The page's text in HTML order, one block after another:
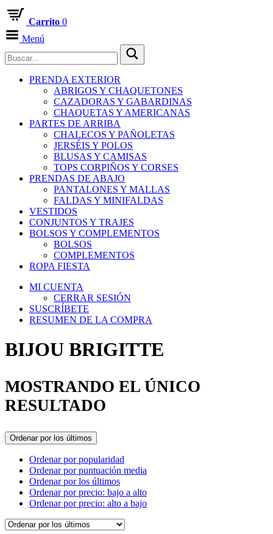
Carrito 0
Menú
PRENDA EXTERIOR
ABRIGOS Y CHAQUETONES
CAZADORAS Y GABARDINAS
CHAQUETAS Y AMERICANAS
PARTES DE ARRIBA
CHALECOS Y PAÑOLETAS
JERSÉIS Y POLOS
BLUSAS Y CAMISAS
TOPS CORPIÑOS Y CORSES
PRENDAS DE ABAJO
PANTALONES Y MALLAS
FALDAS Y MINIFALDAS
VESTIDOS
CONJUNTOS Y TRAJES
BOLSOS Y COMPLEMENTOS
BOLSOS
COMPLEMENTOS
ROPA FIESTA
MI CUENTA
CERRAR SESIÓN
SUSCRÍBETE
RESUMEN DE LA COMPRA
BIJOU BRIGITTE
MOSTRANDO EL ÚNICO
RESULTADO
Ordenar por los últimos
Ordenar por popularidad
Ordenar por puntuación media
Ordenar por los últimos
Ordenar por precio: bajo a alto
Ordenar por precio: alto a bajo